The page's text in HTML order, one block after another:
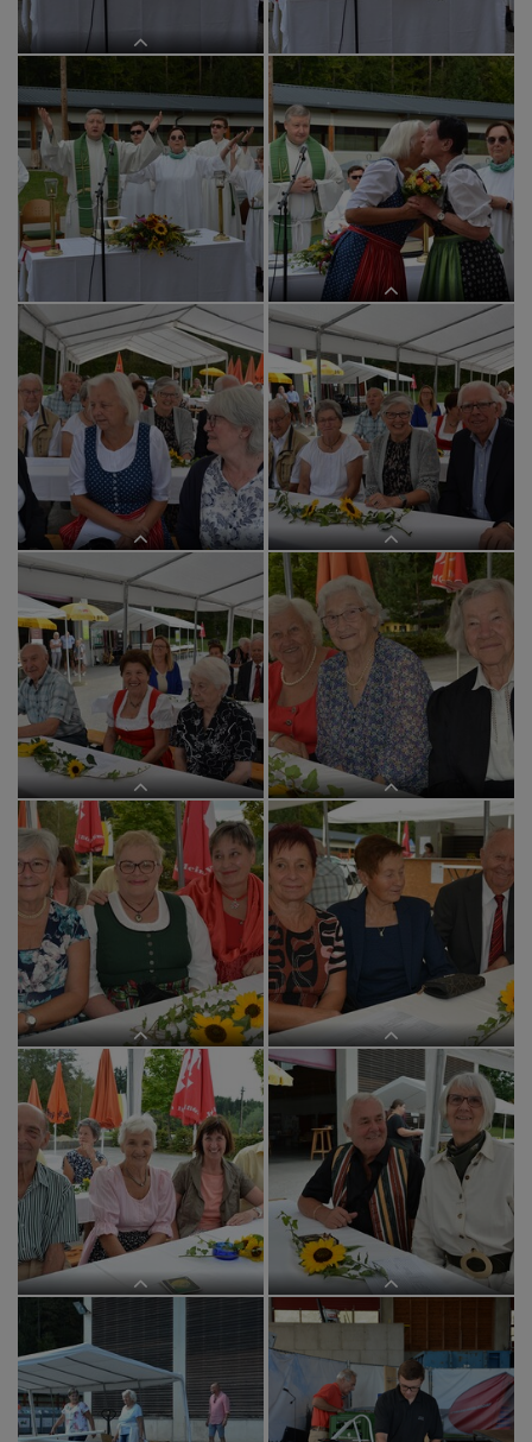
links: Mesnerin Rosa Jaunegg
Vater unser "mal anders"
Margret Hofmann bedankt sich bei
Anneliese Winter für 65 Jahre
Orgelspiel in der Tobelbader Kirche
Die Anwesenheit bei der Hl. Messe
ist wichtig.
Die Anwesenheit bei der Hl. Messe
ist wichtig.
Die Anwesenheit bei der Hl. Messe
ist wichtig.
Die Anwesenheit bei der Hl. Messe
ist wichtig.
Die Anwesenheit bei der Hl. Messe
ist wichtig.
Die Anwesenheit bei der Hl. Messe
ist wichtig.